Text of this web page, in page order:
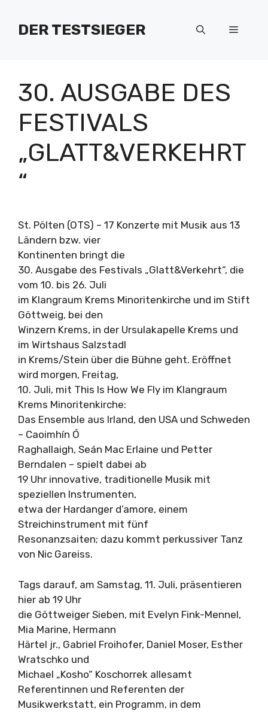
Inhalt
springenDER TESTSIEGER Menü
30. AUSGABE DES
FESTIVALS
„GLATT&VERKEHRT
“
St. Pölten (OTS) – 17 Konzerte mit Musik aus 13
Ländern bzw. vier
Kontinenten bringt die
30. Ausgabe des Festivals „Glatt&Verkehrt“, die
vom 10. bis 26. Juli
im Klangraum Krems Minoritenkirche und im Stift
Göttweig, bei den
Winzern Krems, in der Ursulakapelle Krems und
im Wirtshaus Salzstadl
in Krems/Stein über die Bühne geht. Eröffnet
wird morgen, Freitag,
10. Juli, mit This Is How We Fly im Klangraum
Krems Minoritenkirche:
Das Ensemble aus Irland, den USA und Schweden
– Caoimhín Ó
Raghallaigh, Seán Mac Erlaine und Petter
Berndalen – spielt dabei ab
19 Uhr innovative, traditionelle Musik mit
speziellen Instrumenten,
etwa der Hardanger d’amore, einem
Streichinstrument mit fünf
Resonanzsaiten; dazu kommt perkussiver Tanz
von Nic Gareiss.
Tags darauf, am Samstag, 11. Juli, präsentieren
hier ab 19 Uhr
die Göttweiger Sieben, mit Evelyn Fink-Mennel,
Mia Marine, Hermann
Härtel jr., Gabriel Froihofer, Daniel Moser, Esther
Wratschko und
Michael „Kosho“ Koschorrek allesamt
Referentinnen und Referenten der
Musikwerkstatt, ein Programm, in dem